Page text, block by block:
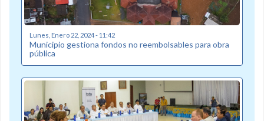
Lunes, Enero 22, 2024 - 11:42
Municipio gestiona fondos no reembolsables para obra
pública